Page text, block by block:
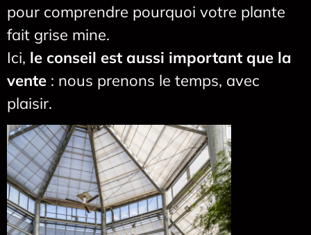
pour comprendre pourquoi votre plante
fait grise mine.
Ici, le conseil est aussi important que la
vente : nous prenons le temps, avec
plaisir.